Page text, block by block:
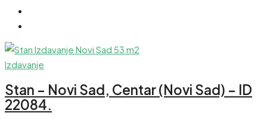
Izdavanje
Stan – Novi Sad, Centar (Novi Sad) – ID
22084.